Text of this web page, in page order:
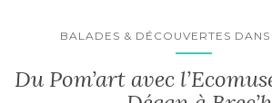
BALADES & DÉCOUVERTES
Du Pom’art avec